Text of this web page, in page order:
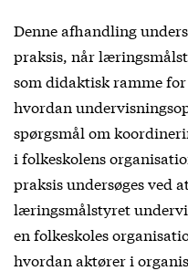
Denne afhandling
praksis, når
som didaktisk ramme
hvordan
spørgsmål om
i folkeskolens
praksis undersøges ved
læringsmålstyret
en folkeskoles
hvordan aktører i